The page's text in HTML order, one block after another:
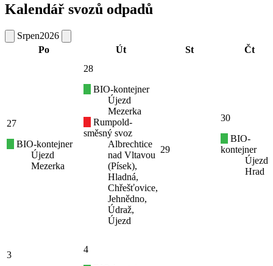
Kalendář svozů odpadů
Srpen2026
Po
Út St Čt
27
BIO-kontejner
Újezd
Mezerka
28
BIO-kontejner
Újezd
Mezerka
Rumpold-
směsný svoz
Albrechtice
nad Vltavou
(Písek),
Hladná,
Chřešťovice,
Jehnědno,
Údraž,
Újezd
29
30
BIO-
kontejner
Újezd
Hrad
3
4